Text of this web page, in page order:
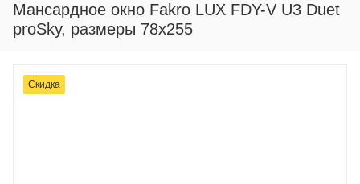
Мансардное окно Fakro LUX FDY-V U3 Duet
proSky, размеры 78x255
Скидка